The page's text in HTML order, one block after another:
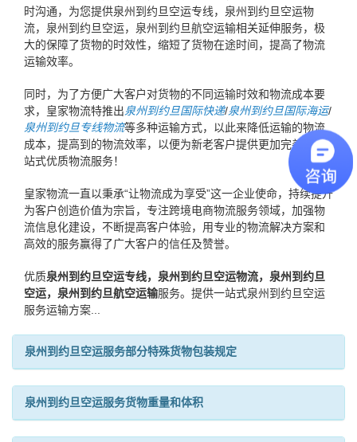
时沟通，为您提供泉州到约旦空运专线，泉州到约旦空运物
流，泉州到约旦空运，泉州到约旦航空运输相关延伸服务，极
大的保障了货物的时效性，缩短了货物在途时间，提高了物流
运输效率。
同时，为了方便广大客户对货物的不同运输时效和物流成本要
求，皇家物流特推出泉州到约旦国际快递/泉州到约旦国际海运/
泉州到约旦专线物流等多种运输方式，以此来降低运输的物流
成本，提高到的物流效率，以便为新老客户提供更加完善的一
站式优质物流服务！
皇家物流一直以秉承“让物流成为享受”这一企业使命，持续提升
为客户创造价值为宗旨，专注跨境电商物流服务领域，加强物
流信息化建设，不断提高客户体验，用专业的物流解决方案和
高效的服务赢得了广大客户的信任及赞誉。
优质泉州到约旦空运专线，泉州到约旦空运物流，泉州到约旦
空运，泉州到约旦航空运输服务。提供一站式泉州到约旦空运
服务运输方案...
泉州到约旦空运服务部分特殊货物包装规定
泉州到约旦空运服务货物重量和体积